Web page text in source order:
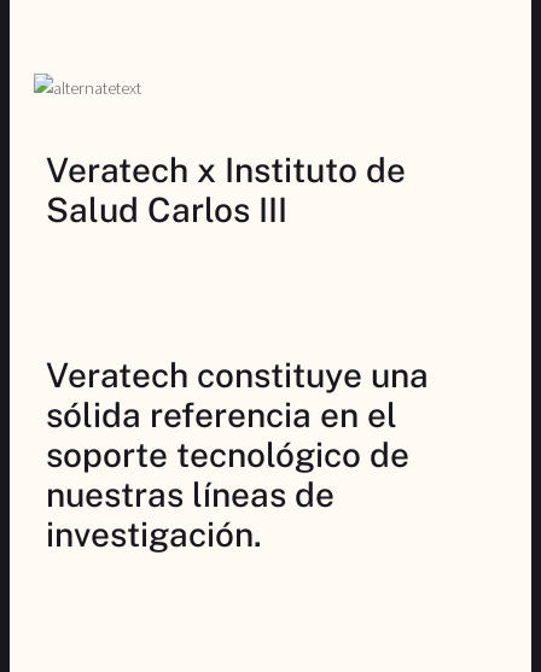
Veratech x Instituto de
Salud Carlos III
Veratech constituye una
sólida referencia en el
soporte tecnológico de
nuestras líneas de
investigación.